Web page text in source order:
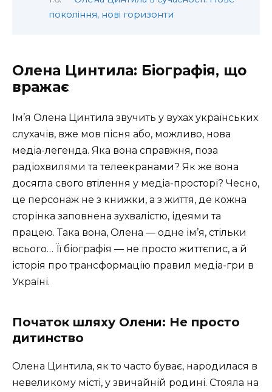
покоління, нові горизонти
Олена Цинтила: Біографія, що
вражає
Ім’я Олена Цинтила звучить у вухах українських
слухачів, вже мов пісня або, можливо, нова
медіа-легенда. Яка вона справжня, поза
радіохвилями та телеекранами? Як же вона
досягла свого втілення у медіа-просторі? Чесно,
це персонаж не з книжки, а з життя, де кожна
сторінка заповнена зухвалістю, ідеями та
працею. Така вона, Олена — одне ім’я, стільки
всього… Її біографія — не просто життєпис, а й
історія про трансформацію правил медіа-гри в
Україні.
Початок шляху Олени: Не просто
дитинство
Олена Цинтила, як то часто буває, народилася в
невеликому місті, у звичайній родині. Стояла на